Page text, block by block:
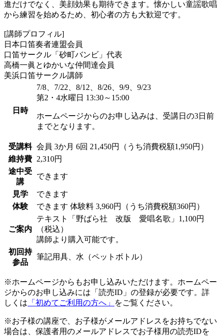
進だけでなく、美顔効果も期待できます。懐かしい童謡歌唱
から練習を始めるため、初心者の方も大歓迎です。
[講師プロフィル]
日本口笛奏者連盟会員
口笛サークル「砂町バンビ」代表
高橋一眞とゆかいな仲間達会員
美浜口笛サークル講師
日時
7/8、7/22、8/12、8/26、9/9、9/23
第2・4水曜日 13:30～15:00
ホームページからのお申し込みは、受講日の3日前
までとなります。
受講料 会員 3か月 6回 21,450円（うち消費税額1,950円）
維持費
2,310円
途中受
講
できます
見学
できます
体験
できます 体験料 3,960円（うち消費税額360円）
ご案内
テキスト「野ばら社 改版 愛唱名歌」1,100円
（税込）
講師より購入可能です。
初回持
参品
筆記用具、水（ペットボトル）
※ホームページからもお申し込みいただけます。ホームペー
ジからのお申し込みには「読売ID」の登録が必要です。詳
しくは 「初めてご利用の方へ」 をご覧ください。
※お子様の講座で、お子様がメールアドレスをお持ちでない
場合は、保護者用のメールアドレスでお子様用の読売IDを